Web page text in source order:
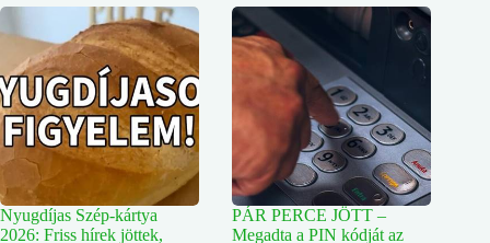
Nyugdíjas Szép-kártya
2026: Friss hírek jöttek,
PÁR PERCE JÖTT –
Megadta a PIN kódját az